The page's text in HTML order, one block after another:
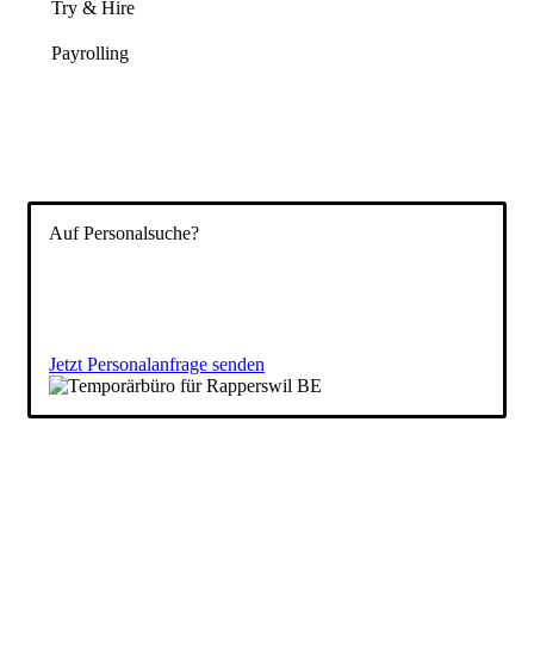
Try & Hire
Payrolling
Auf Personalsuche?
Jetzt Personalanfrage senden